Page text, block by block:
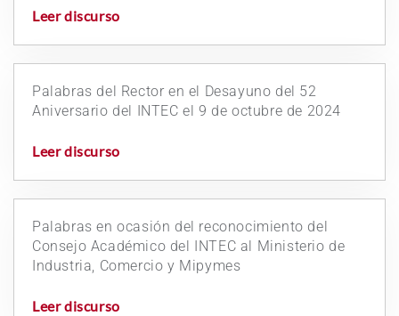
Leer discurso
Palabras del Rector en el Desayuno del 52
Aniversario del INTEC el 9 de octubre de 2024
Leer discurso
Palabras en ocasión del reconocimiento del
Consejo Académico del INTEC al Ministerio de
Industria, Comercio y Mipymes
Leer discurso